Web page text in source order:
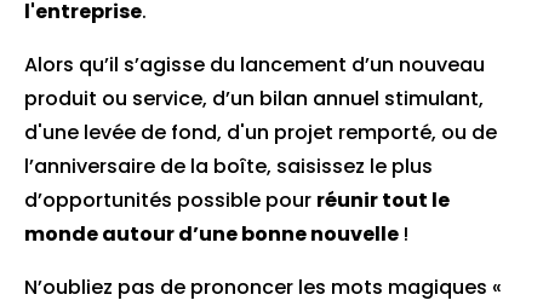
l'entreprise.
Alors qu’il s’agisse du lancement d’un nouveau
produit ou service, d’un bilan annuel stimulant,
d'une levée de fond, d'un projet remporté, ou de
l’anniversaire de la boîte, saisissez le plus
d’opportunités possible pour réunir tout le
monde autour d’une bonne nouvelle !
N’oubliez pas de prononcer les mots magiques «